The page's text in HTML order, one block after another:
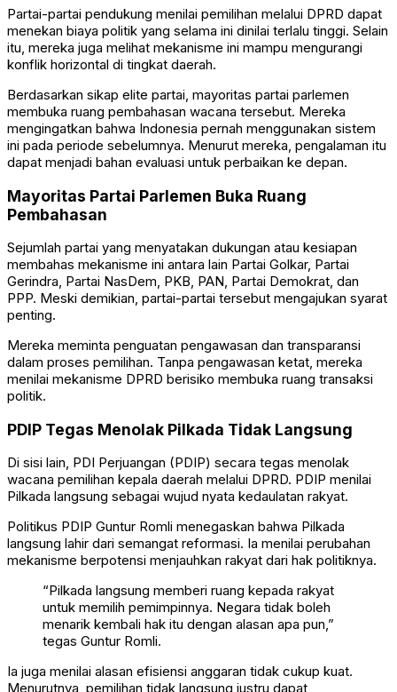
Partai-partai pendukung menilai pemilihan melalui DPRD dapat
menekan biaya politik yang selama ini dinilai terlalu tinggi. Selain
itu, mereka juga melihat mekanisme ini mampu mengurangi
konflik horizontal di tingkat daerah.
Berdasarkan sikap elite partai, mayoritas partai parlemen
membuka ruang pembahasan wacana tersebut. Mereka
mengingatkan bahwa Indonesia pernah menggunakan sistem
ini pada periode sebelumnya. Menurut mereka, pengalaman itu
dapat menjadi bahan evaluasi untuk perbaikan ke depan.
Mayoritas Partai Parlemen Buka Ruang
Pembahasan
Sejumlah partai yang menyatakan dukungan atau kesiapan
membahas mekanisme ini antara lain Partai Golkar, Partai
Gerindra, Partai NasDem, PKB, PAN, Partai Demokrat, dan
PPP. Meski demikian, partai-partai tersebut mengajukan syarat
penting.
Mereka meminta penguatan pengawasan dan transparansi
dalam proses pemilihan. Tanpa pengawasan ketat, mereka
menilai mekanisme DPRD berisiko membuka ruang transaksi
politik.
PDIP Tegas Menolak Pilkada Tidak Langsung
Di sisi lain, PDI Perjuangan (PDIP) secara tegas menolak
wacana pemilihan kepala daerah melalui DPRD. PDIP menilai
Pilkada langsung sebagai wujud nyata kedaulatan rakyat.
Politikus PDIP Guntur Romli menegaskan bahwa Pilkada
langsung lahir dari semangat reformasi. Ia menilai perubahan
mekanisme berpotensi menjauhkan rakyat dari hak politiknya.
“Pilkada langsung memberi ruang kepada rakyat
untuk memilih pemimpinnya. Negara tidak boleh
menarik kembali hak itu dengan alasan apa pun,”
tegas Guntur Romli.
Ia juga menilai alasan efisiensi anggaran tidak cukup kuat.
Menurutnya, pemilihan tidak langsung justru dapat